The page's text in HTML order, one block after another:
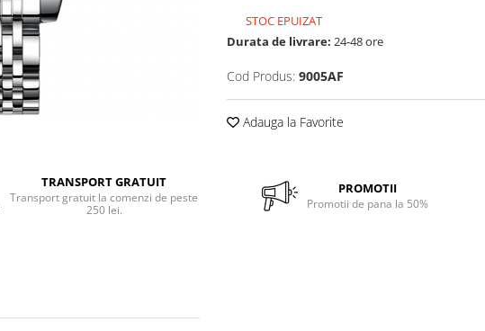
STOC EPUIZAT
Durata de livrare: 24-48 ore
Cod Produs: 9005AF
Adauga la Favorite
TRANSPORT GRATUIT
Transport gratuit la comenzi de peste
250 lei.
PROMOTII
Promotii de pana la 50%